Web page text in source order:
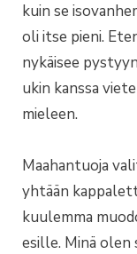
kuin se
oli itse pieni.
nykäisee
ukin kanssa
mieleen.
Maahantuoja
yhtään
kuulemma
esille. Minä